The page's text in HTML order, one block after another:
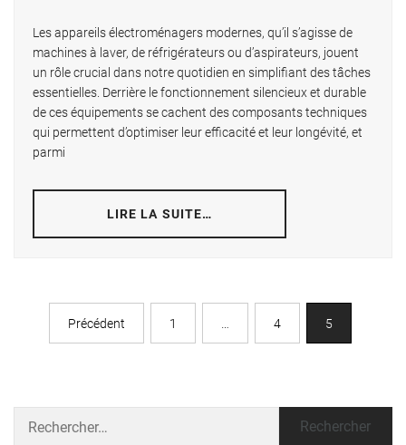
Les appareils électroménagers modernes, qu’il s’agisse de
machines à laver, de réfrigérateurs ou d’aspirateurs, jouent
un rôle crucial dans notre quotidien en simplifiant des tâches
essentielles. Derrière le fonctionnement silencieux et durable
de ces équipements se cachent des composants techniques
qui permettent d’optimiser leur efficacité et leur longévité, et
parmi
LIRE LA SUITE…
Précédent 1 4 5